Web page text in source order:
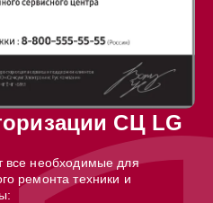
СЦ LG
все необходимые для
ремонта техники и